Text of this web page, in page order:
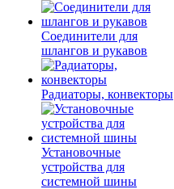
Соединители для
шлангов и рукавов
Радиаторы, конвекторы
Установочные
устройства для
системной шины